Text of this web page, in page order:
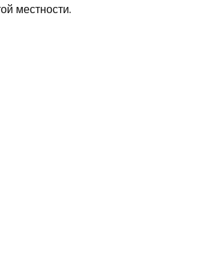
местности.